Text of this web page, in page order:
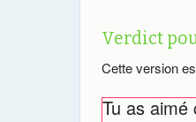
Verdict
Cette version
Tu as aimé